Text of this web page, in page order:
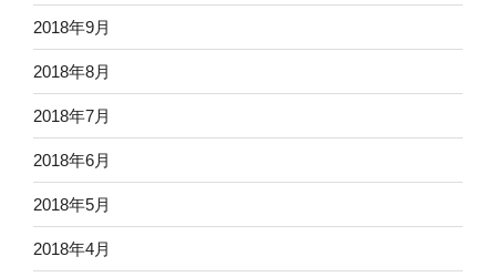
2018年9月
2018年8月
2018年7月
2018年6月
2018年5月
2018年4月